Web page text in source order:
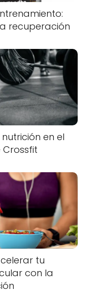
recuperación
en el
tu
con la